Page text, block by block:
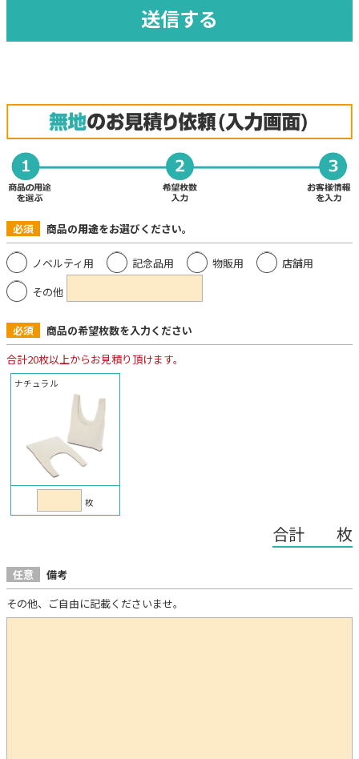
必須 商品の用途をお選びください。
ノベルティ用 記念品用 物販用
店舗用
その他
必須
商品の希望枚数を入力ください
合計20枚以上からお見積り頂けます。
ナチュラル
枚
合計 枚
任意
備考
その他、ご自由に記載くださいませ。